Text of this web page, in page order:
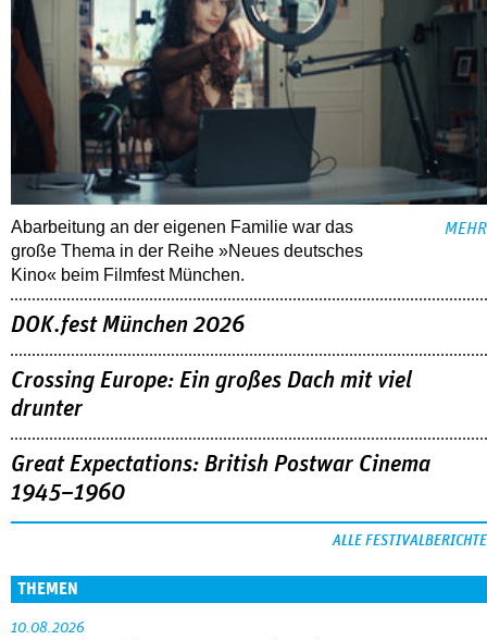
Abarbeitung an der eigenen Familie war das
große Thema in der Reihe »Neues deutsches
Kino« beim Filmfest München.
MEHR
DOK.fest München 2026
Crossing Europe: Ein großes Dach mit viel
drunter
Great Expectations: British Postwar Cinema
1945–1960
ALLE FESTIVALBERICHTE
THEMEN
10.08.2026